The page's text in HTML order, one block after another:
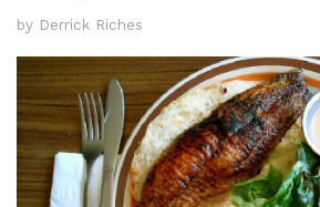
by Derrick Riches